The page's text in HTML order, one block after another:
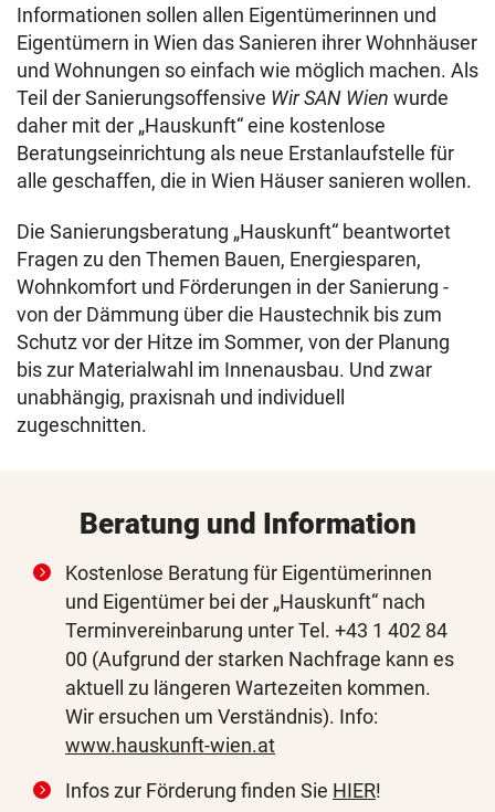
Informationen sollen allen Eigentümerinnen und
Eigentümern in Wien das Sanieren ihrer Wohnhäuser
und Wohnungen so einfach wie möglich machen. Als
Teil der Sanierungsoffensive Wir SAN Wien wurde
daher mit der „Hauskunft“ eine kostenlose
Beratungseinrichtung als neue Erstanlaufstelle für
alle geschaffen, die in Wien Häuser sanieren wollen.
Die Sanierungsberatung „Hauskunft“ beantwortet
Fragen zu den Themen Bauen, Energiesparen,
Wohnkomfort und Förderungen in der Sanierung -
von der Dämmung über die Haustechnik bis zum
Schutz vor der Hitze im Sommer, von der Planung
bis zur Materialwahl im Innenausbau. Und zwar
unabhängig, praxisnah und individuell
zugeschnitten.
Beratung und Information
Kostenlose Beratung für Eigentümerinnen
und Eigentümer bei der „Hauskunft“ nach
Terminvereinbarung unter Tel. +43 1 402 84
00 (Aufgrund der starken Nachfrage kann es
aktuell zu längeren Wartezeiten kommen.
Wir ersuchen um Verständnis). Info:
www.hauskunft-wien.at
Infos zur Förderung finden Sie HIER!